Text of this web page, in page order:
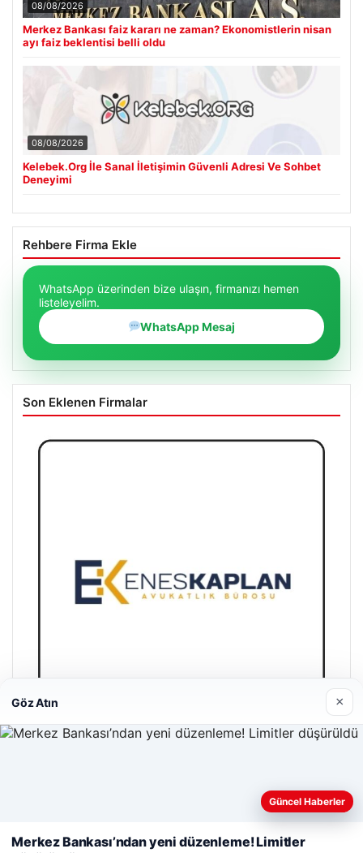
08/08/2026
Merkez Bankası faiz kararı ne zaman? Ekonomistlerin nisan
ayı faiz beklentisi belli oldu
08/08/2026
Kelebek.Org İle Sanal İletişimin Güvenli Adresi Ve Sohbet
Deneyimi
Rehbere Firma Ekle
WhatsApp üzerinden bize ulaşın, firmanızı hemen
listeleyelim.
WhatsApp Mesaj
Son Eklenen Firmalar
Web sitemizi nasıl kullandığınızı daha iyi anlayabilmek,
kullanıyoruz.
Çerez Politikamız
Göz Atın ×
Güncel Haberler
Merkez Bankası’ndan yeni düzenleme! Limitler